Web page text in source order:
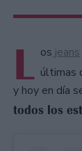
L os jeans
últimas
y hoy en día
todos los